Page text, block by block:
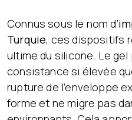
Connus sous le nom d’
Turquie, ces dispositifs
ultime du silicone. Le
consistance si élevée
rupture de l’enveloppe
forme et ne migre pas